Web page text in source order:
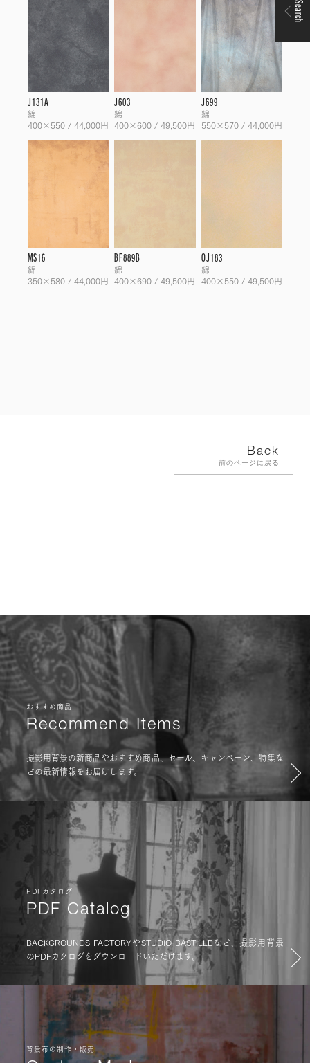
J131A
綿
400×550 / 44,000円
J603
綿
400×600 / 49,500円
J699
綿
550×570 / 44,000円
MS16
綿
350×580 / 44,000円
BF889B
綿
400×690 / 49,500円
OJ183
綿
400×550 / 49,500円
Back
前のページに戻る
Search
おすすめ商品
Recommend Items
撮影用背景の新商品やおすすめ商品、セール、キャンペーン、特集な
どの最新情報をお届けします。
PDFカタログ
PDF Catalog
BACKGROUNDS FACTORYやSTUDIO BASTILLEなど、撮影用背景
のPDFカタログをダウンロードいただけます。
背景布の制作・販売